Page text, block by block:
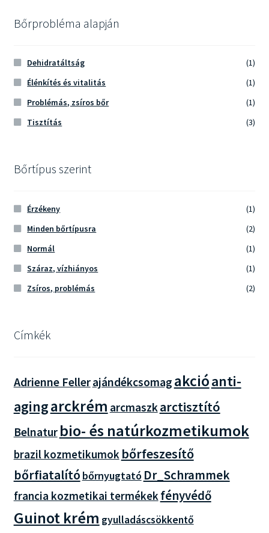
Bőrprobléma alapján
Dehidratáltság
(1)
Élénkítés és vitalitás
(1)
Problémás, zsíros bőr
(1)
Tisztítás
(3)
Bőrtípus szerint
Érzékeny
(1)
Minden bőrtípusra
(2)
Normál
(1)
Száraz, vízhiányos
(1)
Zsíros, problémás
(2)
Címkék
Adrienne Fellerajándékcsomag akcióanti-
agingarckrém arcmaszkarctisztító
Belnatur bio- és natúrkozmetikumok
brazil kozmetikumok bőrfeszesítő
bőrfiatalító bőrnyugtató Dr_Schrammek
francia kozmetikai termékekfényvédő
Guinot krém gyulladáscsökkentő